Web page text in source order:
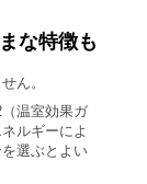
な特徴も
ん。
温室効果ガ
ルギーによ
選ぶとよい